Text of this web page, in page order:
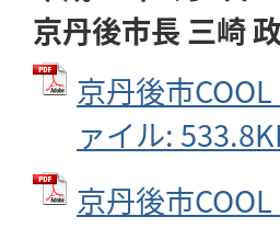
京丹後市長 三崎
京丹後市
ァイル:
京丹後市